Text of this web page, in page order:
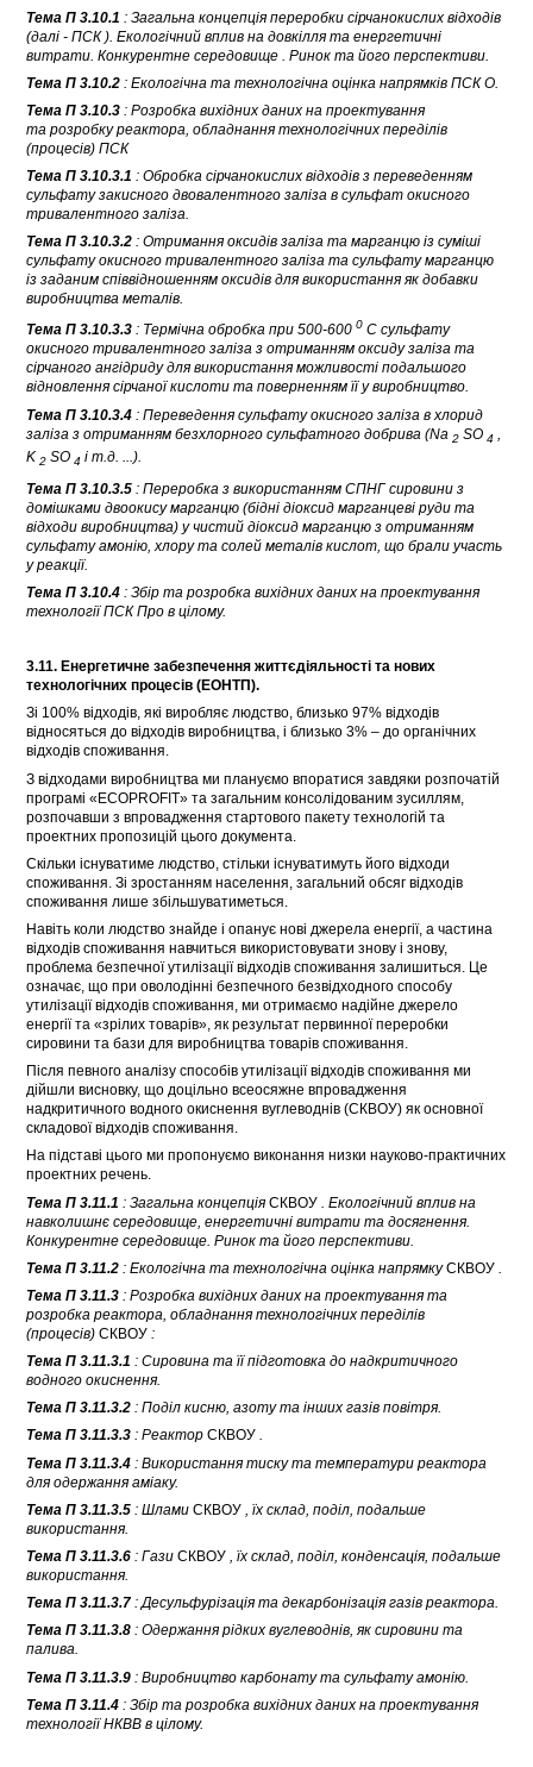
Тема П 3.10.1 : Загальна концепція переробки сірчанокислих відходів
(далі - ПСК ). Екологічний вплив на довкілля та енергетичні
витрати. Конкурентне середовище
. Ринок та його перспективи.
Тема П 3.10.2 : Екологічна та технологічна оцінканапрямків ПСКО.
Тема П 3.10.3 : Розробка вихідних даних на проектування
тарозробку реактора, обладнання технологічних переділів
(процесів)ПСК
Тема П 3.10.3.1 : Обробка сірчанокислих відходів з переведенням
сульфату закисного двовалентного заліза в сульфат окисного
тривалентного заліза.
Тема П 3.10.3.2 : Отримання оксидів заліза та марганцю із суміші
сульфату окисного тривалентного заліза та сульфату марганцю
із заданим співвідношенням оксидів для використання як добавки
виробництва металів.
Тема П 3.10.3.3 : Термічна обробка при 500-6000 С сульфату
окисного тривалентного заліза з отриманням оксиду заліза та
сірчаного ангідриду для використання можливості подальшого
відновлення сірчаної кислоти та поверненням її у виробництво.
Тема П 3.10.3.4 : Переведення сульфату окисного заліза в хлорид
заліза з отриманням безхлорного сульфатного добрива (Na 2 SO 4
K 2 SO 4 і т.д. ...).
Тема П 3.10.3.5 : Переробка з використанням СПНГ сировини з
домішками двоокису марганцю (бідні діоксид марганцеві руди та
відходи виробництва) у чистий діоксид марганцю з отриманням
сульфату амонію, хлору та солей металів кислот, що брали участь
у реакції.
Тема П 3.10.4 : Збір та розробка вихідних даних на проектування
технології ПСКПро в цілому.
3.11. Енергетичне забезпечення життєдіяльності та нових
технологічних процесів (ЕОНТП).
Зі 100% відходів, які виробляє людство, близько 97% відходів
відносяться до відходів виробництва, і близько 3% – до органічних
відходів споживання.
З відходами виробництва ми плануємо впоратися завдяки розпочатій
програмі «ECOPROFIT» та загальним консолідованим зусиллям,
розпочавши з впровадження стартового пакету технологій та
проектних пропозицій цього документа.
Скільки існуватиме людство, стільки існуватимуть його відходи
споживання. Зі зростанням населення, загальний обсяг відходів
споживання лише збільшуватиметься.
Навіть коли людство знайде і опанує нові джерела енергії, а частина
відходів споживання навчиться використовувати знову і знову,
проблема безпечної утилізації відходів споживання залишиться. Це
означає, що при оволодінні безпечного безвідходного способу
утилізації відходів споживання, ми отримаємо надійне джерело
енергії та «зрілих товарів», як результат первинної переробки
сировини та бази для виробництва товарів споживання.
Після певного аналізу способів утилізації відходів споживання ми
дійшли висновку, що доцільно всеосяжне впровадження
надкритичного водного окиснення вуглеводнів (СКВОУ) як основної
складової відходів споживання.
На підставі цього ми пропонуємо виконання низки науково-практичних
проектних речень.
Тема П 3.11.1 : Загальна концепція СКВОУ . Екологічний вплив на
навколишнє середовище, енергетичні витрати та досягнення.
Конкурентне середовище. Ринок та його перспективи.
Тема П 3.11.2 : Екологічна та технологічна оцінка напрямкуСКВОУ
Тема П 3.11.3 : Розробка вихідних даних на проектування та
розробка реактора, обладнання технологічних переділів
(процесів) СКВОУ :
Тема П 3.11.3.1 : Сировина та її підготовка до надкритичного
водного окиснення.
Тема П 3.11.3.2 : Поділ кисню, азоту та інших газів повітря.
Тема П 3.11.3.3 : Реактор СКВОУ .
Тема П 3.11.3.4 : Використання тиску та температури реактора
для одержання аміаку.
Тема П 3.11.3.5 : Шлами СКВОУ , їх склад, поділ, подальше
використання.
Тема П 3.11.3.6 : Гази СКВОУ , їх склад, поділ, конденсація, подальше
використання.
Тема П 3.11.3.7 : Десульфурізація та декарбонізація газів реактора.
Тема П 3.11.3.8 : Одержання рідких вуглеводнів, як сировини та
палива.
Тема П 3.11.3.9 : Виробництво карбонату та сульфату амонію.
Тема П 3.11.4 : Збір та розробка вихідних даних на проектування
технології НКВВ в цілому.